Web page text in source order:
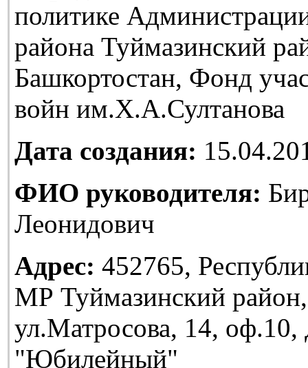
политике
района Туймазинский
Башкортостан, Фонд
войн им.Х.А.Султанова
Дата создания:
ФИО руководителя:
Леонидович
Адрес: 452765,
МР Туймазинский
ул.Матросова, 14,
"Юбилейный"